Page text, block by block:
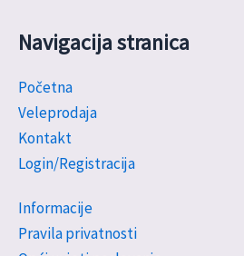
Navigacija stranica
Početna
Veleprodaja
Kontakt
Login/Registracija
Informacije
Pravila privatnosti